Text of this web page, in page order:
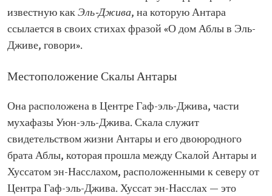
известную какЭль-Джива, на которую Антара
ссылается в своих стихах фразой «О дом Аблы в Эль-
Дживе, говори».
Местоположение Скалы Антары
Она расположена в Центре Гаф-эль-Джива, части
мухафазы Уюн-эль-Джива. Скала служит
свидетельством жизни Антары и его двоюродного
брата Аблы, которая прошла между Скалой Антары и
Хуссатом эн-Насслахом, расположенными к северу от
Центра Гаф-эль-Джива. Хуссат эн-Насслах — это